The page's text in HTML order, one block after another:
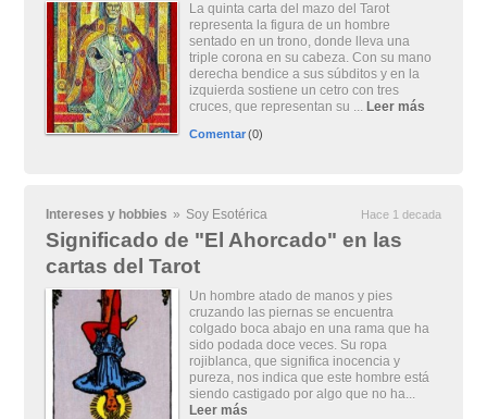
La quinta carta del mazo del Tarot
representa la figura de un hombre
sentado en un trono, donde lleva una
triple corona en su cabeza. Con su mano
derecha bendice a sus súbditos y en la
izquierda sostiene un cetro con tres
cruces, que representan su ... Leer más
Comentar(0)
Intereses y hobbies » Soy Esotérica Hace 1 decada
Significado de "El Ahorcado" en las
cartas del Tarot
Un hombre atado de manos y pies
cruzando las piernas se encuentra
colgado boca abajo en una rama que ha
sido podada doce veces. Su ropa
rojiblanca, que significa inocencia y
pureza, nos indica que este hombre está
siendo castigado por algo que no ha...
Leer más